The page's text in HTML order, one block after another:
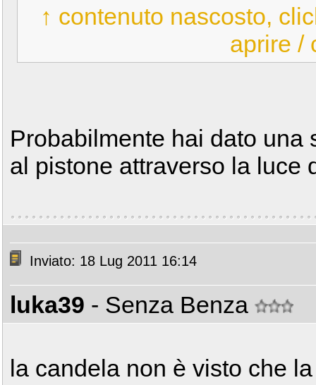
↑ contenuto nascosto,
aprire /
Probabilmente hai dato una
al pistone attraverso la luce
Inviato: 18 Lug 2011 16:14
luka39 - Senza Benza
la candela non è visto che